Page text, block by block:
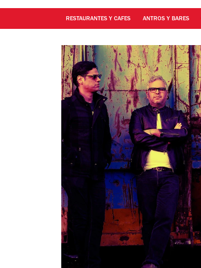
RESTAURANTES Y CAFES ANTROS Y BARES